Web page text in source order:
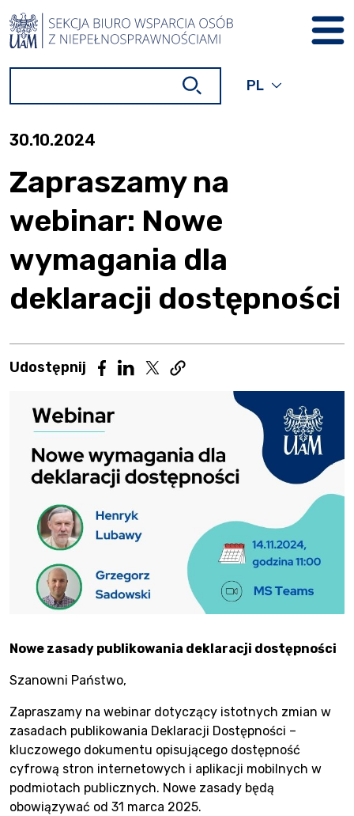
PRZEJDŹ DO TREŚCI
PL
OBECNY
POLSKI,
ROZWIŃ, ABY
30.10.2024
Zapraszamy na
webinar: Nowe
wymagania dla
deklaracji dostępności
Udostępnij Udostępnij artykuł na Facebook.
Udostępnij artykuł na Linkedin.
Udostępnij artykuł na Twitter.
Nowe zasady publikowania deklaracji dostępności
Szanowni Państwo,
Zapraszamy na webinar dotyczący istotnych zmian w
zasadach publikowania Deklaracji Dostępności –
kluczowego dokumentu opisującego dostępność
cyfrową stron internetowych i aplikacji mobilnych w
podmiotach publicznych. Nowe zasady będą
obowiązywać od 31 marca 2025.